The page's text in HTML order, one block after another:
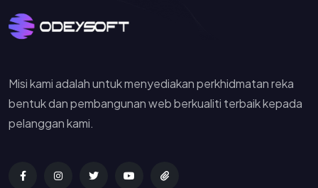
Misi kami adalah untuk menyediakan perkhidmatan reka
bentuk dan pembangunan web berkualiti terbaik kepada
pelanggan kami.